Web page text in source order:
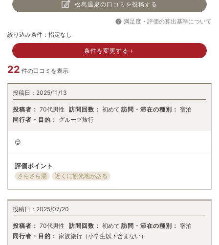
松島温泉の口コミを投稿する
満足度・評価の算出基準について
絞り込み条件：指定なし
条件を変更する＋
22 件の口コミを表示
投稿日： 2025/11/13
投稿者： 70代男性 訪問回数： 初めて 訪問・滞在の種別： 宿泊
同行者・目的： グループ旅行
😊
評価ポイント
さらさら湯 近くに観光地がある
投稿日： 2025/07/20
投稿者： 70代男性 訪問回数： 初めて 訪問・滞在の種別： 宿泊
同行者・目的： 家族旅行（小学生以下含まない）